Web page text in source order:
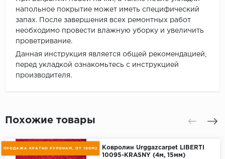
напольное покрытие может иметь специфический
запах. После завершения всех ремонтных работ
необходимо провести влажную уборку и увеличить
проветривание.
Данная инструкция является общей рекомендацией,
перед укладкой ознакомьтесь с инструкцией
производителя.
Похожие товары
ПРОДАЖА КРАТНО РУЛОНАМ, ОТ 100М2
Ковролин Urggazcarpet LIBERTI
10095-KRASNY (4м, 15мм)